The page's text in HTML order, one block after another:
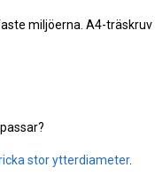
miljöerna. A4-träskruv
passar?
stor ytterdiameter.